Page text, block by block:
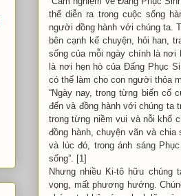
thể diễn ra trong cuộc sống
người đồng hành với chúng ta.
bên cạnh kể chuyện, hỏi han,
sống của mỗi ngày chính là nơi
là nơi hẹn hò của Đấng Phục
có thể làm cho con người thỏa
“Ngày nay, trong từng biến cố
đến và đồng hành với chúng ta
trong từng niềm vui và nỗi khổ
đồng hành, chuyện vãn và
và lúc đó, trong ánh sáng
sống”. [1]
Nhưng nhiều Ki-tô hữu chúng
vọng, mất phương hướng.